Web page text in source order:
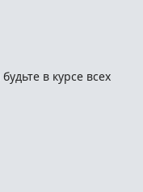
будьте в курсе всех